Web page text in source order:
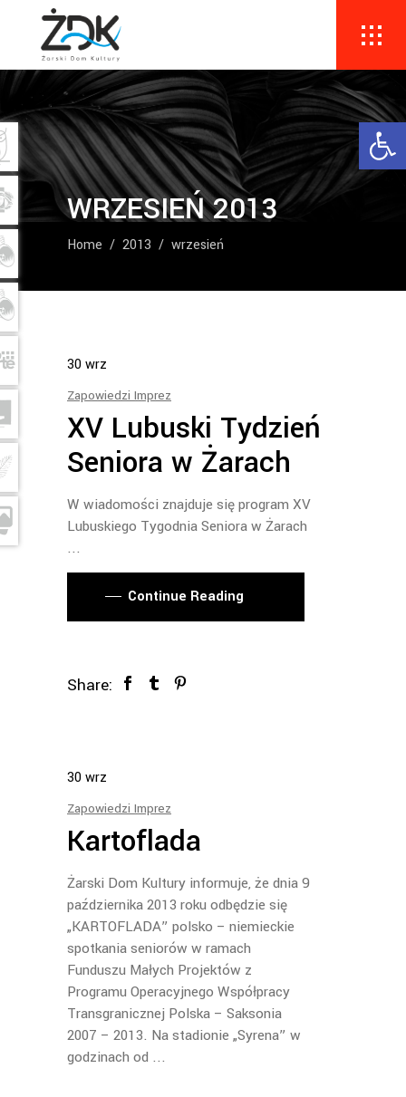
WRZESIEŃ 2013
Home / 2013 / wrzesień
30wrz
Zapowiedzi Imprez
XV Lubuski Tydzień
Seniora w Żarach
W wiadomości znajduje się program XV
Lubuskiego Tygodnia Seniora w Żarach
Continue Reading
Share:
30wrz
Zapowiedzi Imprez
Kartoflada
Żarski Dom Kultury informuje, że dnia 9
października 2013 roku odbędzie się
„KARTOFLADA” polsko – niemieckie
spotkania seniorów w ramach
Funduszu Małych Projektów z
Programu Operacyjnego Współpracy
Transgranicznej Polska – Saksonia
2007 – 2013. Na stadionie „Syrena” w
godzinach od